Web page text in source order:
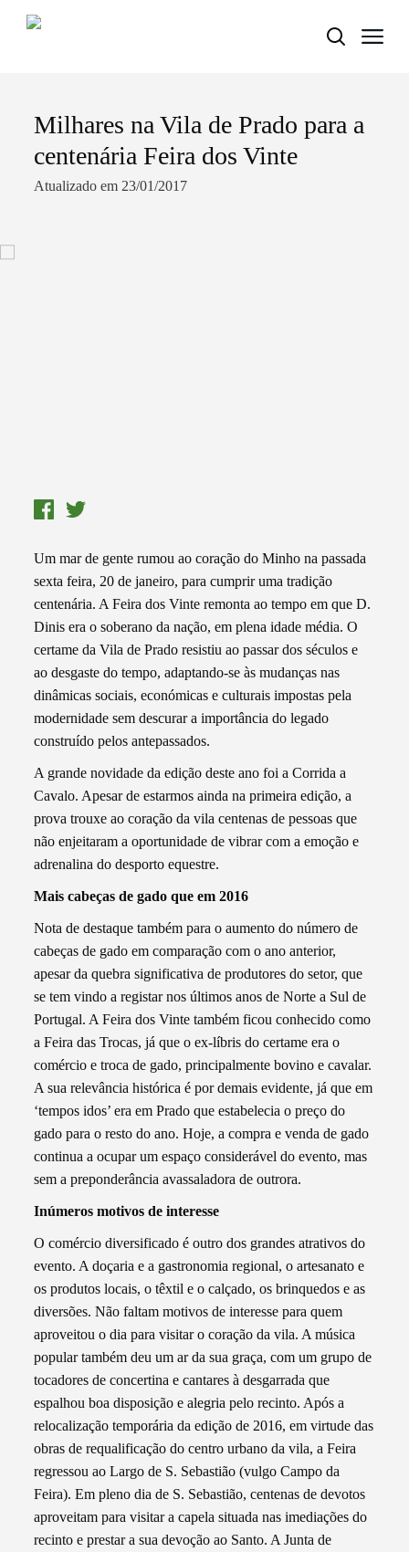
Termo de Pesquisa
Milhares na Vila de Prado para a
centenária Feira dos Vinte
Atualizado em 23/01/2017
Um mar de gente rumou ao coração do Minho na passada
sexta feira, 20 de janeiro, para cumprir uma tradição
centenária. A Feira dos Vinte remonta ao tempo em que D.
Dinis era o soberano da nação, em plena idade média. O
certame da Vila de Prado resistiu ao passar dos séculos e
ao desgaste do tempo, adaptando-se às mudanças nas
dinâmicas sociais, económicas e culturais impostas pela
modernidade sem descurar a importância do legado
construído pelos antepassados.
A grande novidade da edição deste ano foi a Corrida a
Cavalo. Apesar de estarmos ainda na primeira edição, a
prova trouxe ao coração da vila centenas de pessoas que
não enjeitaram a oportunidade de vibrar com a emoção e
adrenalina do desporto equestre.
Mais cabeças de gado que em 2016
Nota de destaque também para o aumento do número de
cabeças de gado em comparação com o ano anterior,
apesar da quebra significativa de produtores do setor, que
se tem vindo a registar nos últimos anos de Norte a Sul de
Portugal. A Feira dos Vinte também ficou conhecido como
a Feira das Trocas, já que o ex-líbris do certame era o
comércio e troca de gado, principalmente bovino e cavalar.
A sua relevância histórica é por demais evidente, já que em
‘tempos idos’ era em Prado que estabelecia o preço do
gado para o resto do ano. Hoje, a compra e venda de gado
continua a ocupar um espaço considerável do evento, mas
sem a preponderância avassaladora de outrora.
Inúmeros motivos de interesse
O comércio diversificado é outro dos grandes atrativos do
evento. A doçaria e a gastronomia regional, o artesanato e
os produtos locais, o têxtil e o calçado, os brinquedos e as
diversões. Não faltam motivos de interesse para quem
aproveitou o dia para visitar o coração da vila. A música
popular também deu um ar da sua graça, com um grupo de
tocadores de concertina e cantares à desgarrada que
espalhou boa disposição e alegria pelo recinto. Após a
relocalização temporária da edição de 2016, em virtude das
obras de requalificação do centro urbano da vila, a Feira
regressou ao Largo de S. Sebastião (vulgo Campo da
Feira). Em pleno dia de S. Sebastião, centenas de devotos
aproveitam para visitar a capela situada nas imediações do
recinto e prestar a sua devoção ao Santo. A Junta de